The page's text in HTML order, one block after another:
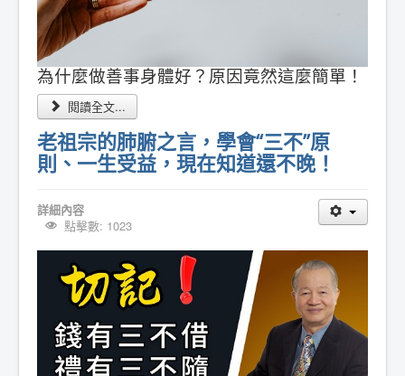
為什麼做善事身體好？原因竟然這麼簡單！
閱讀全文...
老祖宗的肺腑之言，學會“三不”原
則、一生受益，現在知道還不晚！
詳細內容
點擊數: 1023